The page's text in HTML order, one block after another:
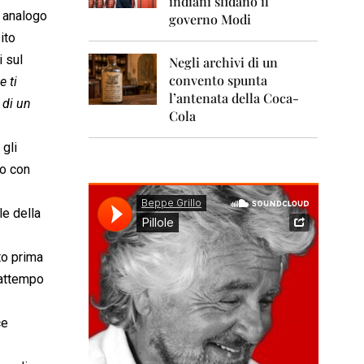
1
2
0
1
2
0
1
2
4
2
sul
ti
un
gli
con
della
prima
governo Modi
Negli archivi di un
convento spunta
l’antenata della Coca-
Cola